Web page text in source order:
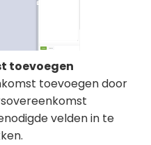
toevoegen
toevoegen door
velden in te